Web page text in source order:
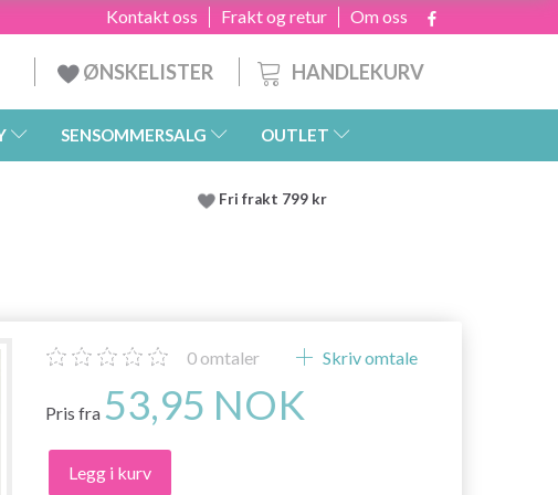
Om oss
Frakt og retur
Kontakt oss
HANDLEKURV
ØNSKELISTER
SENSOMMERSALG OUTLET
Fri frakt 799 kr
0 omtaler Skriv omtale
Pris fra 53,95 NOK
Legg i kurv